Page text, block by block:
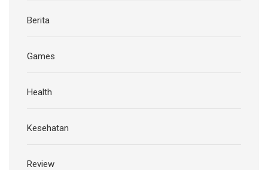
Berita
Games
Health
Kesehatan
Review